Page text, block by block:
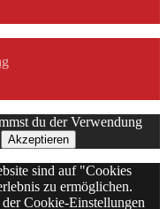
du der Verwendung
Akzeptieren
sind auf "Cookies
zu ermöglichen.
Cookie-Einstellungen